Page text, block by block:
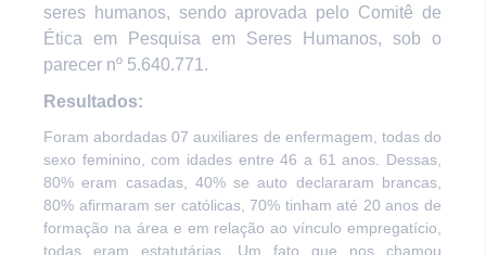
seres humanos, sendo aprovada pelo Comitê de
Ética em Pesquisa em Seres Humanos, sob o
parecer nº 5.640.771.
Resultados:
Foram abordadas 07 auxiliares de enfermagem, todas do
sexo feminino, com idades entre 46 a 61 anos. Dessas,
80% eram casadas, 40% se auto declararam brancas,
80% afirmaram ser católicas, 70% tinham até 20 anos de
formação na área e em relação ao vínculo empregatício,
todas eram estatutárias. Um fato que nos chamou